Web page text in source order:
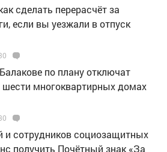
сделать перерасчёт за
если вы уезжали в отпуск
по плану отключат
шести многоквартирных домах
и сотрудников социозащитных
получить Почётный знак «За